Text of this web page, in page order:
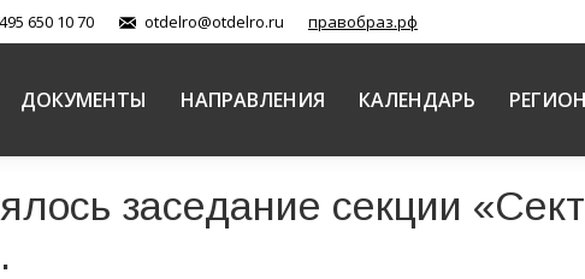
650 10 70 otdelro@otdelro.ru правобраз.рф
ДОКУМЕНТЫ НАПРАВЛЕНИЯ КАЛЕНДАРЬ
заседание секции